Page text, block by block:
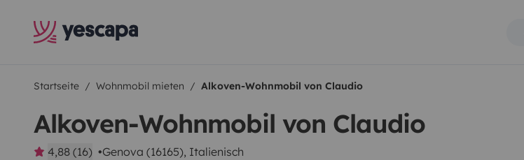
Startseite Wohnmobil mieten Alkoven-Wohnmobil von Claudio
Alkoven-Wohnmobil von Claudio
4,88 (16) Genova (16165), Italienisch